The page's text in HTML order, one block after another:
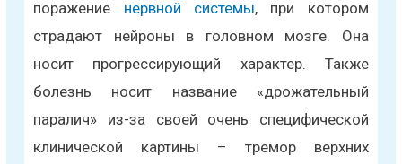
поражение нервной системы, при котором
страдают нейроны в головном мозге. Она
носит прогрессирующий характер. Также
болезнь носит название «дрожательный
паралич» из-за своей очень специфической
клинической картины – тремор верхних